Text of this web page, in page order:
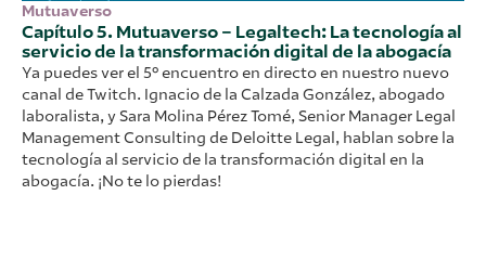
Mutuaverso
Capítulo 5. Mutuaverso – Legaltech: La tecnología al
servicio de la transformación digital de la abogacía
Ya puedes ver el 5º encuentro en directo en nuestro nuevo
canal de Twitch. Ignacio de la Calzada González, abogado
laboralista, y Sara Molina Pérez Tomé, Senior Manager Legal
Management Consulting de Deloitte Legal, hablan sobre la
tecnología al servicio de la transformación digital en la
abogacía. ¡No te lo pierdas!